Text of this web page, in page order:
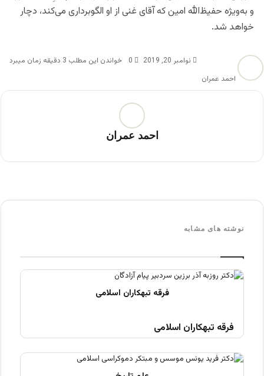
و به‌ویژه حفیظ‌الله امین که آقای غنی از او الگوبرداری می‌کند،‌ دچار
خواهد شد.
احمد عمران
نوامبر 20, 2019 0 خواندن این مطلب 3 دقیقه زمان میبرد
احمد عمران
نوشته های مشابه
فرقه تبهکاران اسلامی